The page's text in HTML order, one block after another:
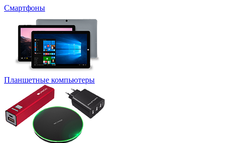
Смартфоны
Планшетные компьютеры